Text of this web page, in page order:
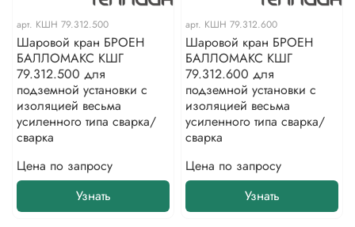
арт. КШН 79.312.500
Шаровой кран БРОЕН
БАЛЛОМАКС КШГ
79.312.500 для
подземной установки с
изоляцией весьма
усиленного типа сварка/
сварка
Цена по запросу
Узнать
арт. КШН 79.312.600
Шаровой кран БРОЕН
БАЛЛОМАКС КШГ
79.312.600 для
подземной установки с
изоляцией весьма
усиленного типа сварка/
сварка
Цена по запросу
Узнать